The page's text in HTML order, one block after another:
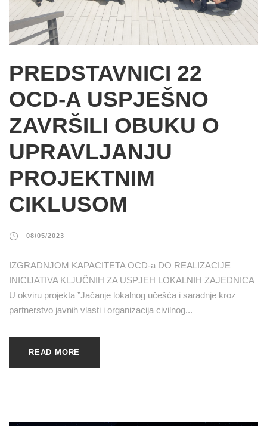
PREDSTAVNICI 22
OCD-A USPJEŠNO
ZAVRŠILI OBUKU O
UPRAVLJANJU
PROJEKTNIM
CIKLUSOM
08/05/2023
IZGRADNJOM KAPACITETA OCD-a DO REALIZACIJE
INICIJATIVA KLJUČNIH ZA USPJEH LOKALNIH ZAJEDNICA
U okviru projekta ”Jačanje lokalnog učešća i saradnje kroz
partnerstvo javnih vlasti i organizacija civilnog...
READ MORE